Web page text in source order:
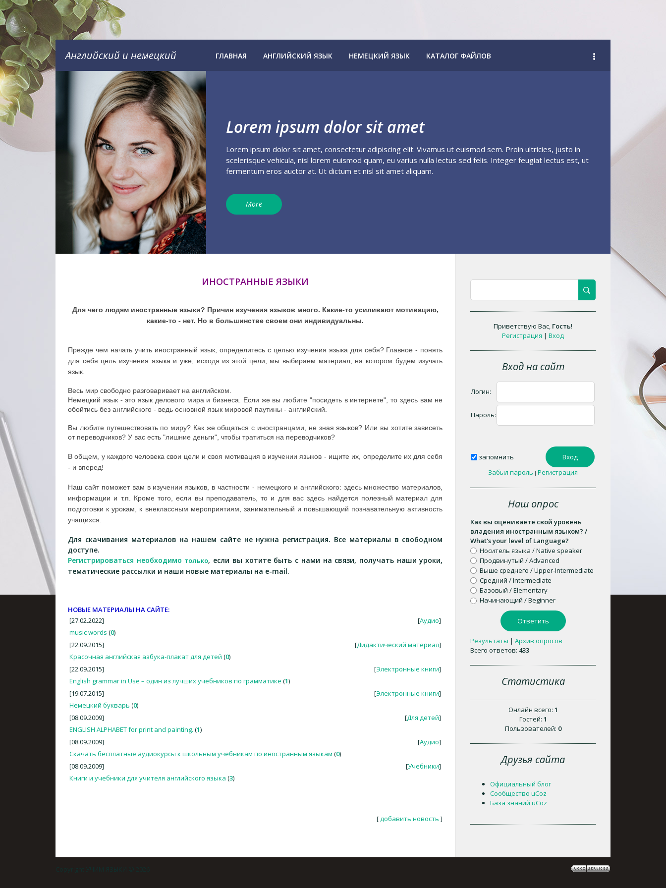
Английский и немецкий ГЛАВНАЯ АНГЛИЙСКИЙ ЯЗЫК НЕМЕЦКИЙ ЯЗЫК КАТАЛОГ ФАЙЛОВ
Lorem ipsum dolor sit amet
Lorem ipsum dolor sit amet, consectetur adipiscing elit. Vivamus ut euismod sem. Proin ultricies, justo in
scelerisque vehicula, nisl lorem euismod quam, eu varius nulla lectus sed felis. Integer feugiat lectus est, ut
fermentum eros auctor at. Ut dictum et nisl sit amet aliquam.
More
ИНОСТРАННЫЕ ЯЗЫКИ
Для чего людям иностранные языки? Причин изучения языков много. Какие-то усиливают мотивацию,
какие-то - нет. Но в большинстве своем они индивидуальны.
Прежде чем начать учить иностранный язык, определитесь с целью изучения языка для себя? Главное - понять
для себя цель изучения языка и уже, исходя из этой цели, мы выбираем материал, на котором будем изучать
язык.
Весь мир свободно разговаривает на английском.
Немецкий язык - это язык делового мира и бизнеса. Если же вы любите "посидеть в интернете", то здесь вам не
обойтись без английского - ведь основной язык мировой паутины - английский.
Вы любите путешествовать по миру? Как же общаться с иностранцами, не зная языков? Или вы хотите зависеть
от переводчиков? У вас есть "лишние деньги", чтобы тратиться на переводчиков?
В общем, у каждого человека свои цели и своя мотивация в изучении языков - ищите их, определите их для себя
- и вперед!
Наш сайт поможет вам в изучении языков, в частности - немецкого и английского: здесь множество материалов,
информации и т.п. Кроме того, если вы преподаватель, то и для вас здесь найдется полезный материал для
подготовки к урокам, к внеклассным мероприятиям, занимательный и повышающий познавательную активность
учащихся.
Для скачивания материалов на нашем сайте не нужна регистрация. Все материалы в свободном
доступе.
Регистрироваться необходимо только, если вы хотите быть с нами на связи, получать наши уроки,
тематические рассылки и наши новые материалы на e-mail.
НОВЫЕ МАТЕРИАЛЫ НА САЙТЕ:
[27.02.2022]
[Аудио]
music words (0)
[22.09.2015]
[Дидактический материал]
Красочная английская азбука-плакат для детей (0)
[22.09.2015]
[Электронные книги]
English grammar in Use – один из лучших учебников по грамматике (1)
[19.07.2015]
[Электронные книги]
Немецкий букварь (0)
[08.09.2009]
[Для детей]
ENGLISH ALPHABET for print and painting. (1)
[08.09.2009]
[Аудио]
Скачать бесплатные аудиокурсы к школьным учебникам по иностранным языкам (0)
[08.09.2009]
[Учебники]
Книги и учебники для учителя английского языка (3)
[добавить новость ]
Приветствую Вас, Гость!
Регистрация |Вход
Вход на сайт
Логин:
Пароль:
запомнить
Забыл пароль | Регистрация
Наш опрос
Как вы оцениваете свой уровень
владения иностранным языком? /
What's your level of Language?
Носитель языка / Native speaker
Продвинутый / Advanced
Выше среднего / Upper-Intermediate
Средний / Intermediate
Базовый / Elementary
Начинающий / Beginner
Результаты |Архив опросов
Всего ответов: 433
Статистика
Онлайн всего: 1
Гостей: 1
Пользователей: 0
Друзья сайта
Официальный блог
Сообщество uCoz
База знаний uCoz